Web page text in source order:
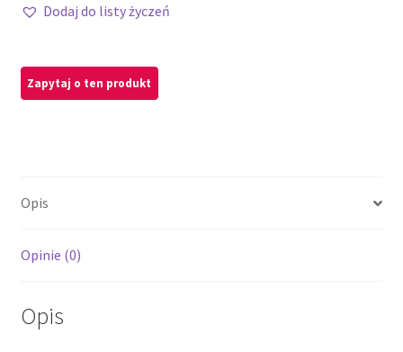
Dodaj do listy życzeń
Opis
Opinie (0)
Opis